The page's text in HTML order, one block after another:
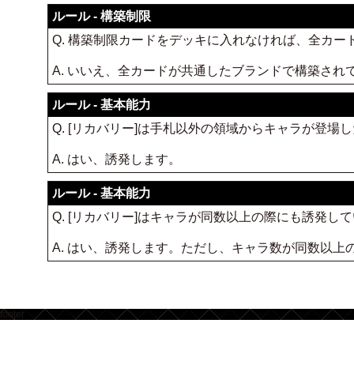
ルール - 構築制限
Q. 構築制限カードをデッキに入れなければ、全カ
A. いいえ、全カードが共通したブランドで構築され
ルール - 基本能力
Q. [リカバリー]は手札以外の領域からキャラが登場
A. はい、誘発します。
ルール - 基本能力
Q. [リカバリー]はキャラが同数以上の際にも誘発し
A. はい、誘発します。ただし、キャラ数が同数以上
footer